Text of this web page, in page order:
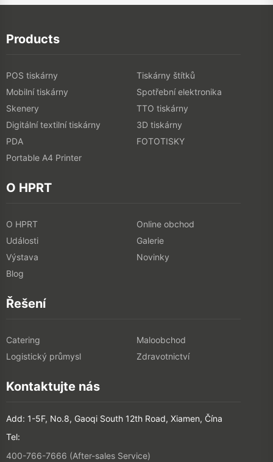
Products
POS tiskárny
Tiskárny štítků
Mobilní tiskárny
Spotřební elektronika
Skenery
TTO tiskárny
Digitální textilní tiskárny
3D tiskárny
PDA
FOTOTISKY
Portable A4 Printer
O HPRT
O HPRT
Online obchod
Události
Galerie
Výstava
Novinky
Blog
Řešení
Catering
Maloobchod
Logistický průmysl
Zdravotnictví
Kontaktujte nás
Add: 1-5F, No.8, Gaoqi South 12th Road, Xiamen, Čína
Tel:
400-766-7666 (After-sales Service)